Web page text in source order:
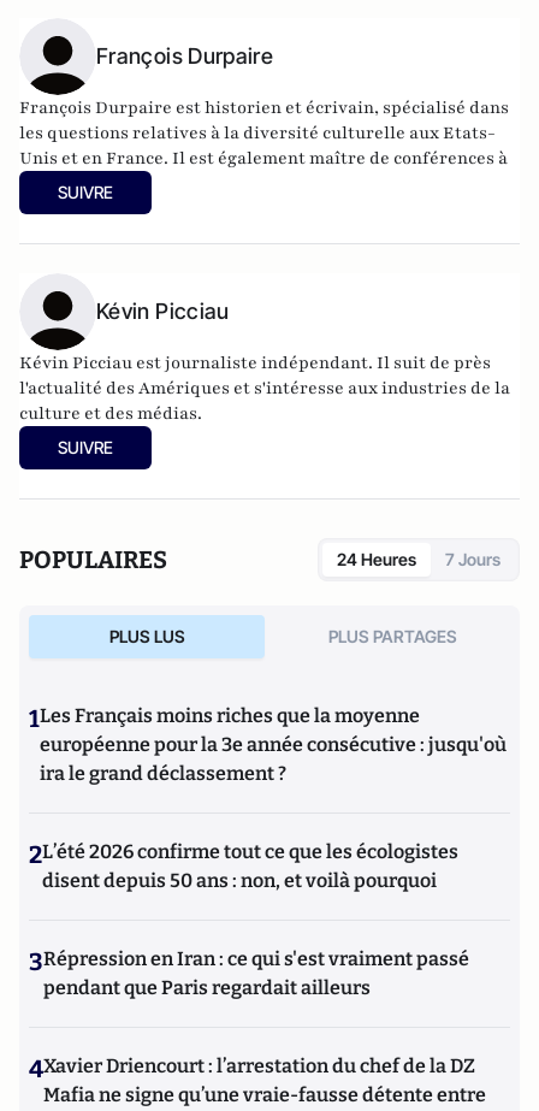
François Durpaire
François Durpaire est historien et écrivain, spécialisé dans
les questions relatives à la diversité culturelle aux Etats-
Unis et en France. Il est également maître de conférences à
l'université de Cergy-Pontoise.
Il est président du mouvement pluricitoyen :
Rey, 2012) et deLes Etats-Unis pour les nuls
Thomas Snégaroff (First, 2012)
SUIVRE
Kévin Picciau
Kévin Picciau est journaliste indépendant. Il suit de près
l'actualité des Amériques et s'intéresse aux industries de la
culture et des médias.
SUIVRE
POPULAIRES 24 Heures 7 Jours
PLUS LUS PLUS PARTAGES
1Les Français moins riches que la moyenne
européenne pour la 3e année consécutive : jusqu'où
ira le grand déclassement ?
2L’été 2026 confirme tout ce que les écologistes
disent depuis 50 ans : non, et voilà pourquoi
3Répression en Iran : ce qui s'est vraiment passé
pendant que Paris regardait ailleurs
4Xavier Driencourt : l’arrestation du chef de la DZ
Mafia ne signe qu’une vraie-fausse détente entre